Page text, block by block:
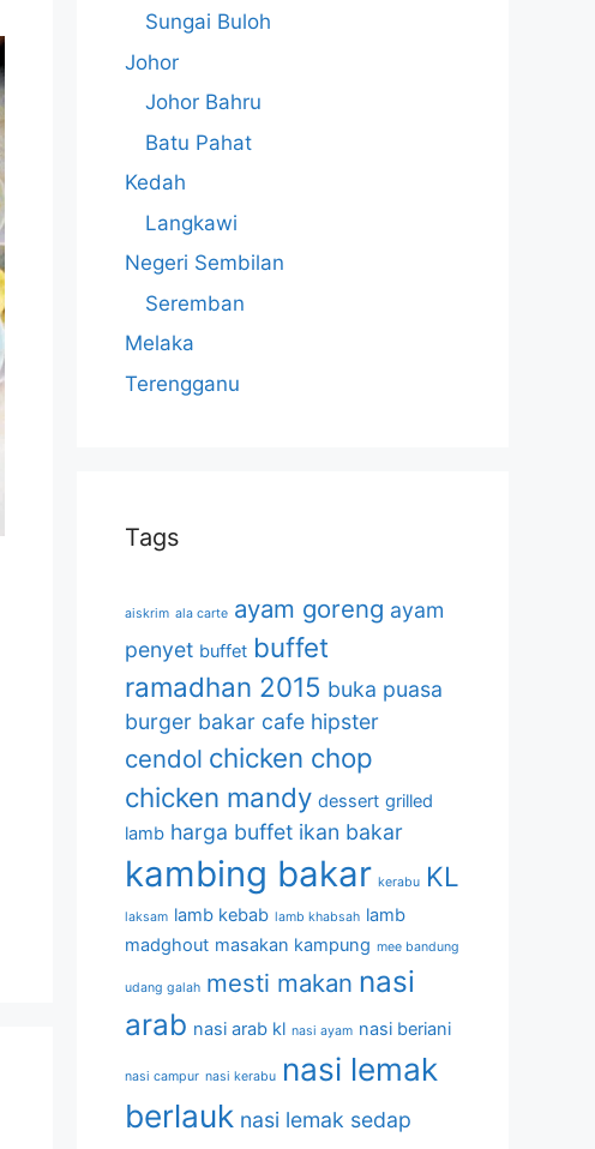
Sungai Buloh
Johor
Johor Bahru
Batu Pahat
Kedah
Langkawi
Negeri Sembilan
Seremban
Melaka
Terengganu
Tags
aiskrim ala carte ayam goreng ayam
penyet buffet buffet
ramadhan 2015 buka puasa
burger bakar cafe hipster
cendol chicken chop
chicken mandy dessert grilled
lamb harga buffet ikan bakar
kambing bakar kerabu KL
laksam lamb kebab lamb khabsah lamb
madghout masakan kampung mee bandung
udang galah mesti makan nasi
arab nasi arab kl nasi ayam nasi beriani
nasi campur nasi kerabu nasi lemak
berlauk nasi lemak sedap